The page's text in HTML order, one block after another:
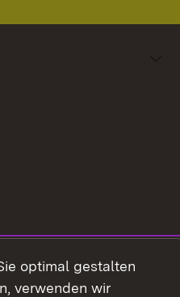
optimal gestalten
verwenden wir